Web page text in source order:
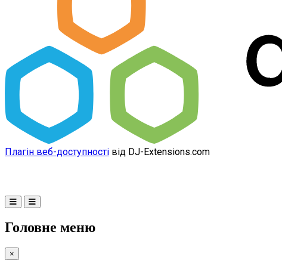
Плагін веб-доступності від DJ-Extensions.com
Головне меню
×